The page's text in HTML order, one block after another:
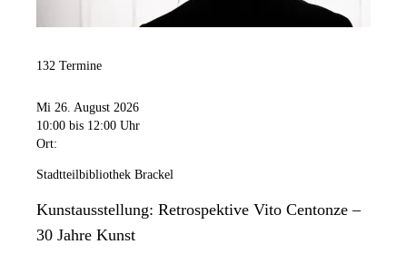
132 Termine
Mi 26. August 2026
10:00 bis 12:00 Uhr
Ort:
Stadtteilbibliothek Brackel
Kunstausstellung: Retrospektive Vito Centonze –
30 Jahre Kunst